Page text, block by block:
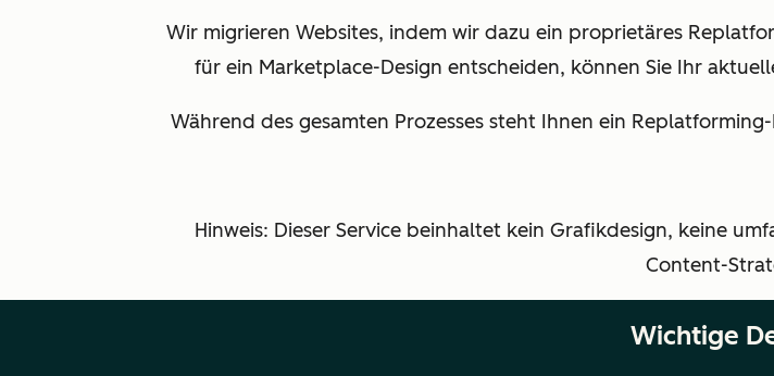
Wir migrieren Websites, indem wir dazu ein proprietäres
für ein Marketplace-Design entscheiden, können Sie Ihr
Während des gesamten Prozesses steht Ihnen ein
Hinweis: Dieser Service beinhaltet kein Grafikdesign, keine
Content-
Wichtige